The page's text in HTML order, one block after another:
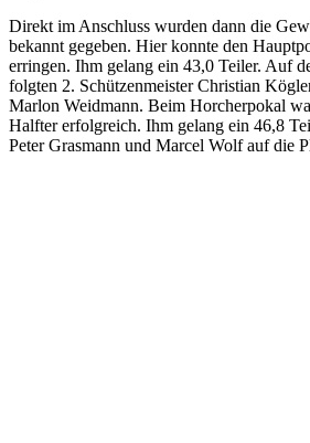
Direkt im Anschluss wurden dann die
bekannt gegeben. Hier konnte den
erringen. Ihm gelang ein 43,0 Teiler. Auf
folgten 2. Schützenmeister Christian
Marlon Weidmann. Beim Horcherpokal
Halfter erfolgreich. Ihm gelang ein 46,8
Peter Grasmann und Marcel Wolf auf die